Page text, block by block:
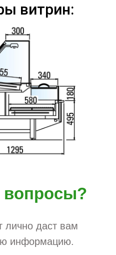
витрин:
вопросы?
лично даст вам
информацию.